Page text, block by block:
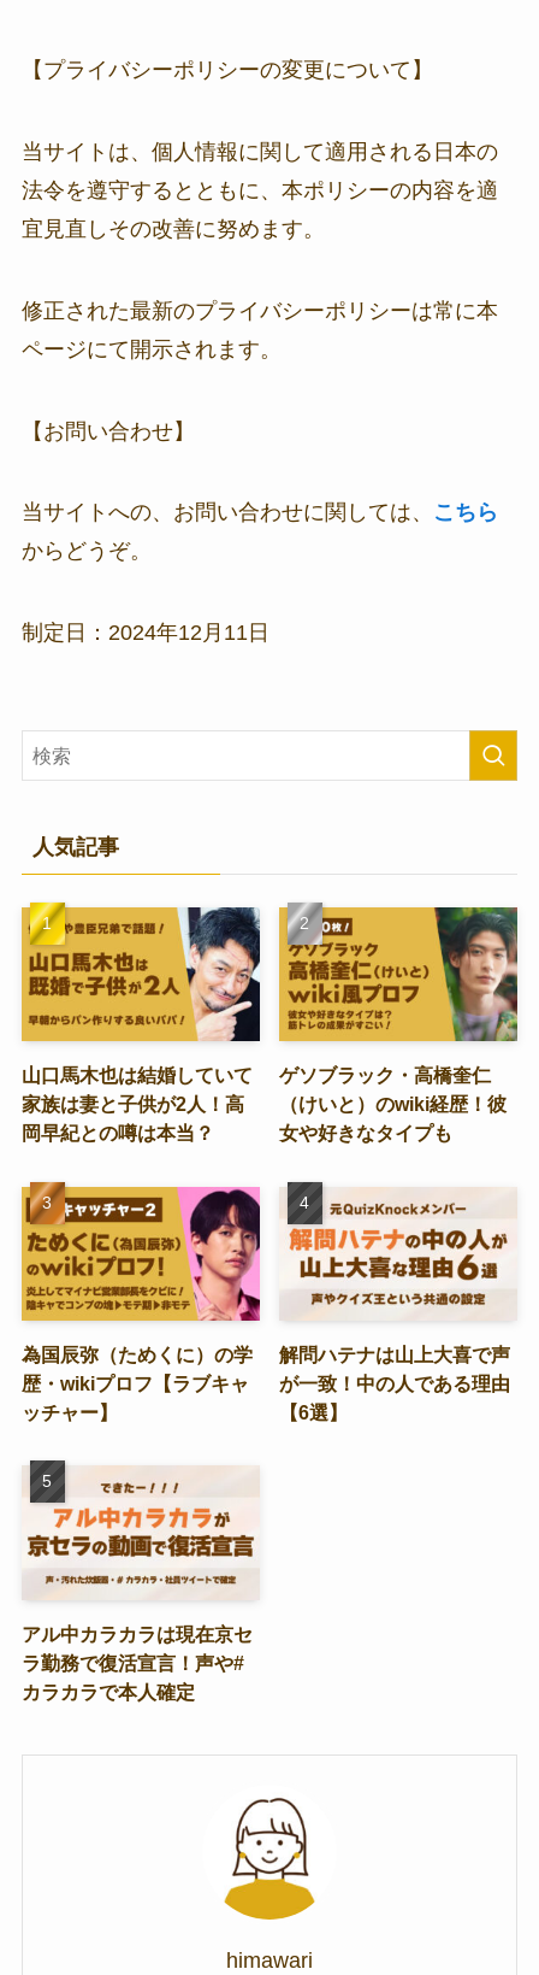
【プライバシーポリシーの変更について】
当サイトは、個人情報に関して適用される日本の
法令を遵守するとともに、本ポリシーの内容を適
宜見直しその改善に努めます。
修正された最新のプライバシーポリシーは常に本
ページにて開示されます。
【お問い合わせ】
当サイトへの、お問い合わせに関しては、
こちら
からどうぞ。
制定日：2024年12月11日
人気記事
山口馬木也は結婚していて
家族は妻と子供が2人！高
岡早紀との噂は本当？
ゲソブラック・高橋奎仁
（けいと）のwiki経歴！彼
女や好きなタイプも
為国辰弥（ためくに）の学
歴・wikiプロフ【ラブキャ
ッチャー】
解問ハテナは山上大喜で声
が一致！中の人である理由
【6選】
アル中カラカラは現在京セ
ラ勤務で復活宣言！声や#
カラカラで本人確定
himawari